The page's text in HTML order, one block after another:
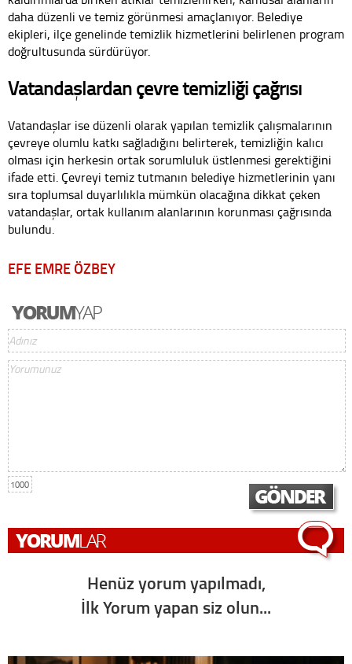
daha düzenli ve temiz görünmesi amaçlanıyor. Belediye
ekipleri, ilçe genelinde temizlik hizmetlerini belirlenen program
doğrultusunda sürdürüyor.
Vatandaşlardan çevre temizliği çağrısı
Vatandaşlar ise düzenli olarak yapılan temizlik çalışmalarının
çevreye olumlu katkı sağladığını belirterek, temizliğin kalıcı
olması için herkesin ortak sorumluluk üstlenmesi gerektiğini
ifade etti. Çevreyi temiz tutmanın belediye hizmetlerinin yanı
sıra toplumsal duyarlılıkla mümkün olacağına dikkat çeken
vatandaşlar, ortak kullanım alanlarının korunması çağrısında
bulundu.
EFE EMRE ÖZBEY
1000
Henüz yorum yapılmadı,
İlk Yorum yapan siz olun...